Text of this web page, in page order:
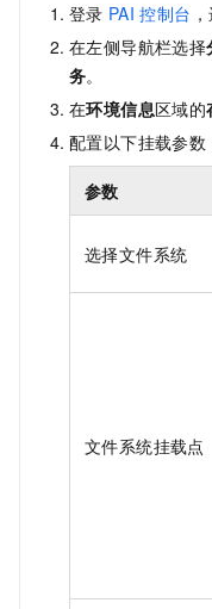
登录 PAI 控制台
在左侧导航栏选择
务。
在环境信息区域的
配置以下挂载参数
参数
选择文件系统
文件系统挂载点